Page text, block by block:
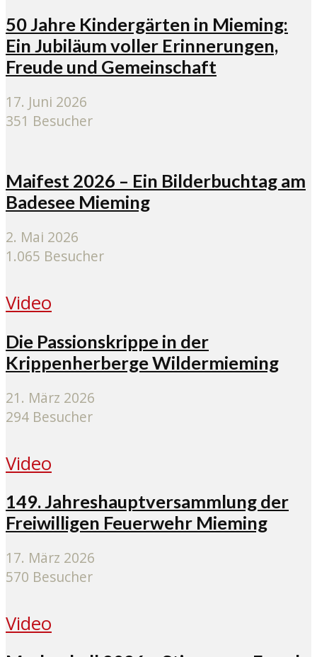
50 Jahre Kindergärten in Mieming:
Ein Jubiläum voller Erinnerungen,
Freude und Gemeinschaft
17. Juni 2026
351 Besucher
Maifest 2026 – Ein Bilderbuchtag am
Badesee Mieming
2. Mai 2026
1.065 Besucher
Video
Die Passionskrippe in der
Krippenherberge Wildermieming
21. März 2026
294 Besucher
Video
149. Jahreshauptversammlung der
Freiwilligen Feuerwehr Mieming
17. März 2026
570 Besucher
Video